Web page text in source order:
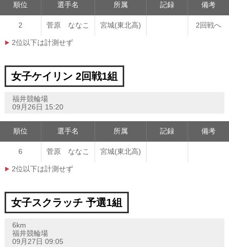
順位 選手名 所属 記録 備考
2 菅原 ななこ 宮城(東北高) 2回戦へ
2位以下は計測せず
女子ケイリン 2回戦1組
福井競輪場
09月26日 15:20
順位 選手名 所属 記録 備考
6 菅原 ななこ 宮城(東北高)
2位以下は計測せず
女子スクラッチ 予選1組
6km
福井競輪場
09月27日 09:05